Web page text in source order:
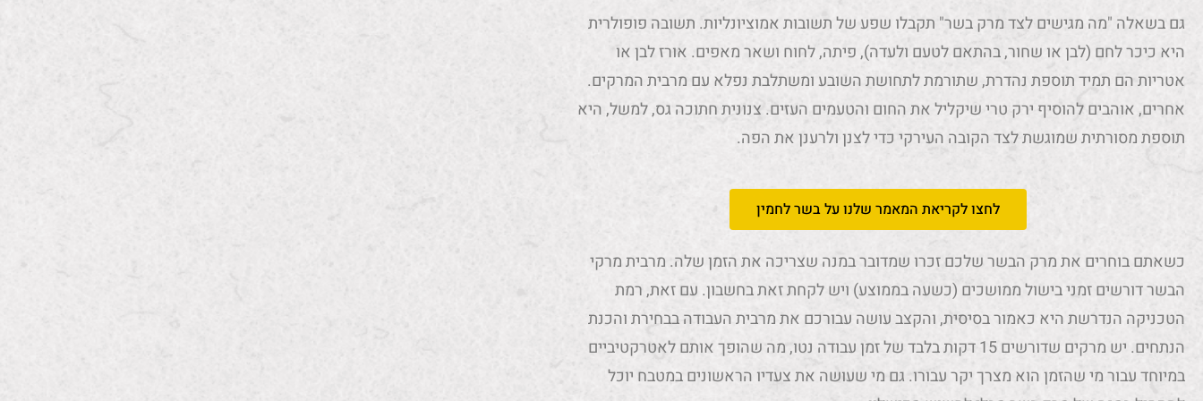
גם בשאלה "מה מגישים לצד מרק בשר" תקבלו שפע של תשובות אמוציונליות. תשובה פופולרית
היא כיכר לחם (לבן או שחור, בהתאם לטעם ולעדה), פיתה, לחוח ושאר מאפים. אורז לבן או
אטריות הם תמיד תוספת נהדרת, שתורמת לתחושת השובע ומשתלבת נפלא עם מרבית המרקים.
אחרים, אוהבים להוסיף ירק טרי שיקליל את החום והטעמים העזים. צנונית חתוכה גס, למשל, היא
תוספת מסורתית שמוגשת לצד הקובה העירקי כדי לצנן ולרענן את הפה.
לחצו לקריאת המאמר שלנו על בשר לחמין
כשאתם בוחרים את מרק הבשר שלכם זכרו שמדובר במנה שצריכה את הזמן שלה. מרבית מרקי
הבשר דורשים זמני בישול ממושכים (כשעה בממוצע) ויש לקחת זאת בחשבון. עם זאת, רמת
הטכניקה הנדרשת היא כאמור בסיסית, והקצב עושה עבורכם את מרבית העבודה בבחירת והכנת
הנתחים. יש מרקים שדורשים 15 דקות בלבד של זמן עבודה נטו, מה שהופך אותם לאטרקטיביים
במיוחד עבור מי שהזמן הוא מצרך יקר עבורו. גם מי שעושה את צעדיו הראשונים במטבח יוכל